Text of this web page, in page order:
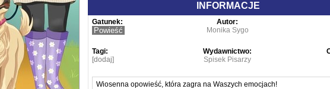
INFORMACJE
Gatunek:
Powieść
Autor:
Monika Sygo
Tagi:
[dodaj]
Wydawnictwo:
Spisek Pisarzy
Wiosenna opowieść, która zagra na Waszych emocjach!